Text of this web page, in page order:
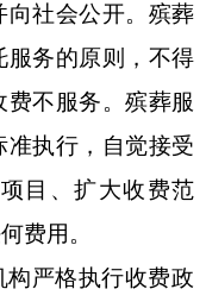
向社会公开。殡葬
服务的原则，不得
不服务。殡葬服
执行，自觉接受
目、扩大收费范
费用。
构严格执行收费政